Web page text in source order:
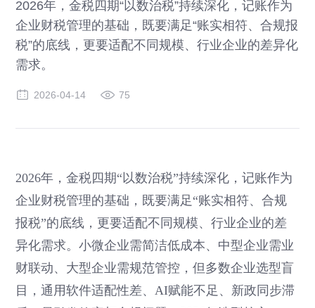
2026年，金税四期“以数治税”持续深化，记账作为
企业财税管理的基础，既要满足“账实相符、合规报
税”的底线，更要适配不同规模、行业企业的差异化
需求。
2026-04-14 75
2026年，金税四期“以数治税”持续深化，记账作为
企业财税管理的基础，既要满足“账实相符、合规
报税”的底线，更要适配不同规模、行业企业的差
异化需求。小微企业需简洁低成本、中型企业需业
财联动、大型企业需规范管控，但多数企业选型盲
目，通用软件适配性差、AI赋能不足、新政同步滞